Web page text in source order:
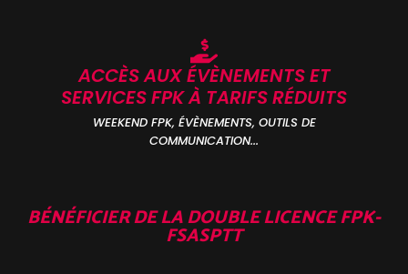
ACCÈS AUX ÉVÈNEMENTS ET
SERVICES FPK À TARIFS RÉDUITS
WEEKEND FPK, ÉVÈNEMENTS, OUTILS DE
COMMUNICATION...
BÉNÉFICIER DE LA DOUBLE LICENCE FPK-
FSASPTT